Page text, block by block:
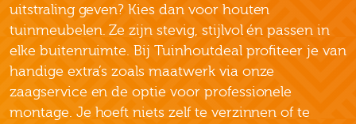
uitstraling geven? Kies dan voor houten
tuinmeubelen. Ze zijn stevig, stijlvol én passen in
elke buitenruimte. Bij Tuinhoutdeal profiteer je van
handige extra’s zoals maatwerk via onze
zaagservice en de optie voor professionele
montage. Je hoeft niets zelf te verzinnen of te